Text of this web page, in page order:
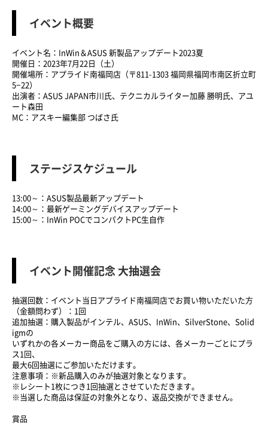
イベント概要
イベント名：InWin＆ASUS 新製品アップデート2023夏
開催日：2023年7月22日（土）
開催場所：アプライド南福岡店（〒811-1303 福岡県福岡市南区折立町
5−22）
出演者：ASUS JAPAN市川氏、テクニカルライター加藤 勝明氏、アユ
ート森田
MC：アスキー編集部 つばさ氏
ステージスケジュール
13:00～：ASUS製品最新アップデート
14:00～：最新ゲーミングデバイスアップデート
15:00～：InWin POCでコンパクトPC生自作
イベント開催記念 大抽選会
抽選回数：イベント当日アプライド南福岡店でお買い物いただいた方
（金額問わず）：1回
追加抽選：購入製品がインテル、ASUS、InWin、SilverStone、Solid
igmの
いずれかの各メーカー商品をご購入の方には、各メーカーごとにプラ
ス1回、
最大6回抽選にご参加いただけます。
注意事項：※新品購入のみが抽選対象となります。
※レシート1枚につき1回抽選とさせていただきます。
※当選した商品は保証の対象外となり、返品交換ができません。
賞品